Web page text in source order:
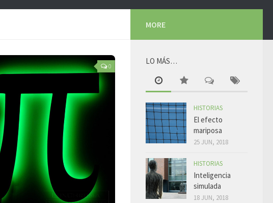
0
MORE
LO MÁS…
HISTORIAS
El efecto
mariposa
25 JUN, 2018
HISTORIAS
Inteligencia
simulada
18 JUN, 2018